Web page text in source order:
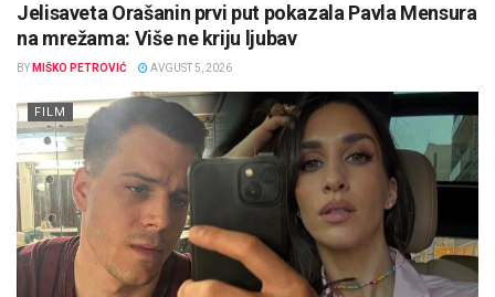
Jelisaveta Orašanin prvi put pokazala Pavla Mensura
na mrežama: Više ne kriju ljubav
BY MIŠKO PETROVIĆ AVGUST 5, 2026
FILM